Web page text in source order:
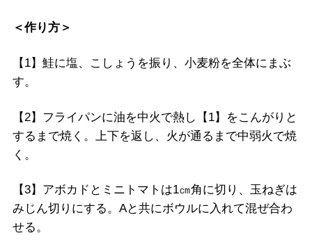
＜作り方＞
【1】鮭に塩、こしょうを振り、小麦粉を全体にまぶ
す。
【2】フライパンに油を中火で熱し【1】をこんがりと
するまで焼く。上下を返し、火が通るまで中弱火で焼
く。
【3】アボカドとミニトマトは1㎝角に切り、玉ねぎは
みじん切りにする。Aと共にボウルに入れて混ぜ合わ
せる。